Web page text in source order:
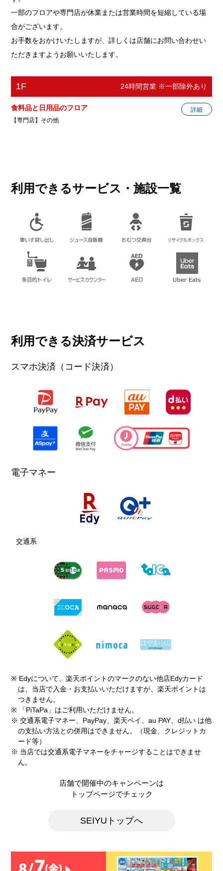
一部のフロアや専門店が休業または営業時間を短縮している場
合がございます。
お手数をおかけいたしますが、詳しくは店舗にお問い合わせい
ただきますようお願いいたします。
1F 24時間営業 ※一部除外あり
詳細
食料品と日用品のフロア
【専門店】その他
電話番号
04-2928-3400
閉じる
利用できるサービス・施設一覧
利用できる決済サービス
スマホ決済（コード決済）
電子マネー
交通系
※ Edyについて、楽天ポイントのマークのない他店Edyカード
は、当店で入金・お支払いいただけますが、楽天ポイントは
つきません。
※ 「PiTaPa」はご利用いただけません。
※ 交通系電子マネー、PayPay、楽天ペイ、au PAY、d払い は他
の支払い方法との併用はできません。（現金、クレジットカ
ード等）
※ 当店では交通系電子マネーをチャージすることはできませ
ん。
店舗で開催中のキャンペーンは
トップページでチェック
SEIYUトップへ